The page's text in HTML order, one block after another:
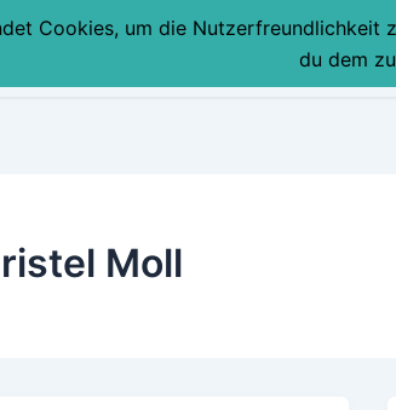
Moll
Cookies, um die Nutzerfreundlichkeit
du dem